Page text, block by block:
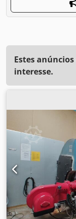
Estes
interesse.